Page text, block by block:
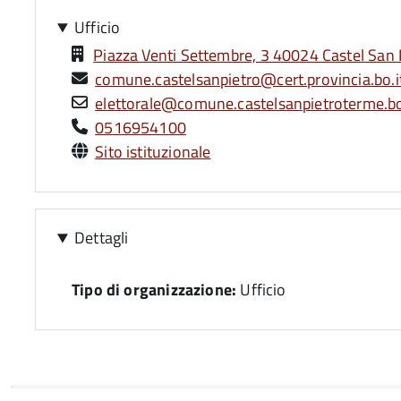
Ufficio
Piazza Venti Settembre, 3 40024 Castel San
0516954100
Sito istituzionale
Dettagli
Tipo di organizzazione: Ufficio